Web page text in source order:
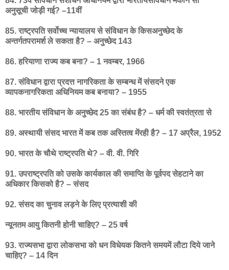
अनुसूची जोड़ी गई? –11वीं
85. राष्ट्रपति सर्वोच्च न्यायालय से संविधान के किसअनुच्छेद के
अन्तर्गतपरामर्श ले सकता है? – अनुच्छेद 143
86. हरियाणा राज्य कब बना? – 1 नवम्बर, 1966
87. संविधान द्वारा प्रदत्त नागरिकता के सम्बन्ध में संसदने एक
व्यापकनागरिकता अधिनियम कब बनाया? – 1955
88. भारतीय संविधान के अनुच्छेद 25 का संबंध है? – धर्म की स्वतंत्रता से
89. अस्थायी संसद भारत में कब तक अस्तित्व मेंरही है? – 17 अप्रैल, 1952
90. भारत के चौथे राष्ट्रपति थे? – वी. वी. गिरि
91. उपराष्ट्रपति को उसके कार्यकाल की समाप्ति के पूर्वपद सेहटाने का
अधिकार किसको है? – संसद
92. संसद का चुनाव लड़ने के लिए प्रत्याशी की
न्यूनतम आयु कितनी होनी चाहिए? – 25 वर्ष
93. राज्यसभा द्वारा लोकसभा को धन विधेयक कितने समयमें लौटा दिये जाने
चाहिए? – 14 दिन